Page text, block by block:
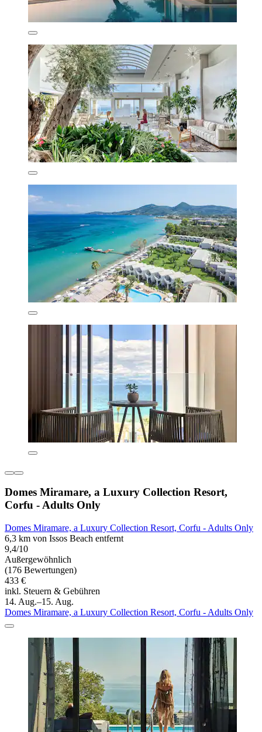
Domes Miramare, a Luxury Collection Resort,
Corfu - Adults Only
Domes Miramare, a Luxury Collection Resort, Corfu - Adults Only
6,3 km von Issos Beach entfernt
9,4/10
Außergewöhnlich
(176 Bewertungen)
433 €
inkl. Steuern & Gebühren
14. Aug.–15. Aug.
Domes Miramare, a Luxury Collection Resort, Corfu - Adults Only